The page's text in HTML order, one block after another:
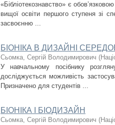
«Бібліотекознавство» є
вищої освіти першого ступеня зі
засвоєнню ...
БІОНІКА В ДИЗАЙНІ
Сьомка, Сергій Володимирович (
У навчальному посібнику
досліджується можливість
Призначено для студентів ...
БІОНІКА І БІОДИЗАЙН
Сьомка, Сергій Володимирович (